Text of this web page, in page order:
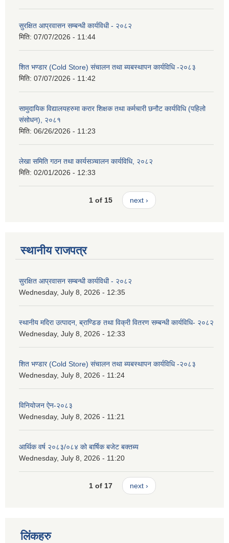
सुरक्षित आप्रवासन सम्बन्धी कार्यविधी - २०८२
मिति: 07/07/2026 - 11:44
शित भण्डार (Cold Store) संचालन तथा ब्यबस्थापन कार्यविधि -२०८३
मिति: 07/07/2026 - 11:42
सामुदायिक विद्यालयहरुमा करार शिक्षक तथा कर्मचारी छनौट कार्यविधि (पहिलो
संसोधन), २०८१
मिति: 06/26/2026 - 11:23
लेखा समिति गठन तथा कार्यसञ्चालन कार्यविधि, २०८२
मिति: 02/01/2026 - 12:33
1 of 15 next ›
स्थानीय राजपत्र
सुरक्षित आप्रवासन सम्बन्धी कार्यविधी - २०८२
Wednesday, July 8, 2026 - 12:35
स्थानीय मदिरा उत्पादन, ब्राण्डिङ तथा विक्री वितरण सम्बन्धी कार्यविधि- २०८२
Wednesday, July 8, 2026 - 12:33
शित भण्डार (Cold Store) संचालन तथा ब्यबस्थापन कार्यविधि -२०८३
Wednesday, July 8, 2026 - 11:24
विनियोजन ऐन-२०८३
Wednesday, July 8, 2026 - 11:21
आर्थिक वर्ष २०८३/०८४ को बार्षिक बजेट बक्तब्य
Wednesday, July 8, 2026 - 11:20
1 of 17 next ›
लिंकहरु